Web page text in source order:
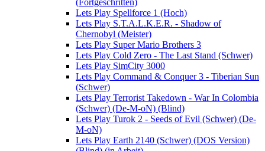
(Fortgeschritten)
Lets Play Spellforce 1 (Hoch)
Lets Play S.T.A.L.K.E.R. - Shadow of
Chernobyl (Meister)
Lets Play Super Mario Brothers 3
Lets Play Cold Zero - The Last Stand (Schwer)
Lets Play SimCity 3000
Lets Play Command & Conquer 3 - Tiberian Sun
(Schwer)
Lets Play Terrorist Takedown - War In Colombia
(Schwer) (De-M-oN) (Blind)
Lets Play Turok 2 - Seeds of Evil (Schwer) (De-
M-oN)
Lets Play Earth 2140 (Schwer) (DOS Version)